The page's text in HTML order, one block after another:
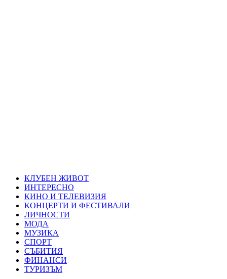
КЛУБЕН ЖИВОТ
ИНТЕРЕСНО
КИНО И ТЕЛЕВИЗИЯ
КОНЦЕРТИ И ФЕСТИВАЛИ
ЛИЧНОСТИ
МОДА
МУЗИКА
СПОРТ
СЪБИТИЯ
ФИНАНСИ
ТУРИЗЪМ